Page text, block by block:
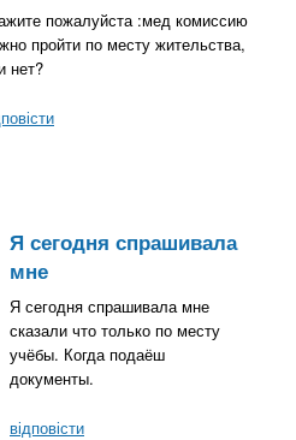
пожалуйста :мед комиссию
пройти по месту жительства,
нет?
Я сегодня спрашивала
мне
Я сегодня спрашивала мне
сказали что только по месту
учёбы. Когда подаёш
документы.
відповісти